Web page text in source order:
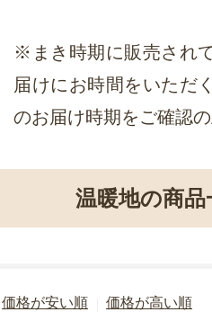
※まき時期に販売され
届けにお時間をいただ
のお届け時期をご確認
温暖地の商品
価格が安い順 価格が高い順